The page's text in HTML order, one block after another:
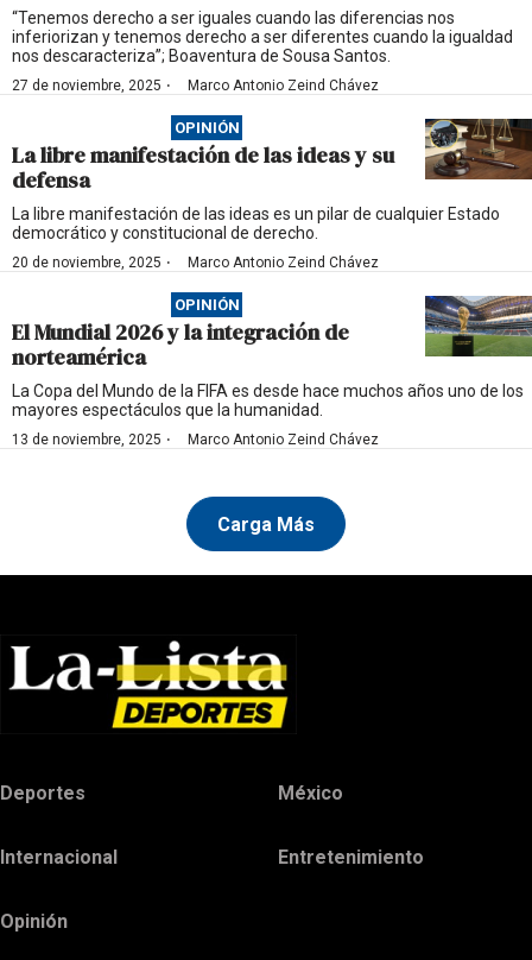
“Tenemos derecho a ser iguales cuando las diferencias nos
inferiorizan y tenemos derecho a ser diferentes cuando la igualdad
nos descaracteriza”; Boaventura de Sousa Santos.
27 de noviembre, 2025 · Marco Antonio Zeind Chávez
OPINIÓN
La libre manifestación de las ideas y su
defensa
La libre manifestación de las ideas es un pilar de cualquier Estado
democrático y constitucional de derecho.
20 de noviembre, 2025 · Marco Antonio Zeind Chávez
OPINIÓN
El Mundial 2026 y la integración de
norteamérica
La Copa del Mundo de la FIFA es desde hace muchos años uno de los
mayores espectáculos que la humanidad.
13 de noviembre, 2025 · Marco Antonio Zeind Chávez
Carga Más
Deportes México
Internacional Entretenimiento
Opinión